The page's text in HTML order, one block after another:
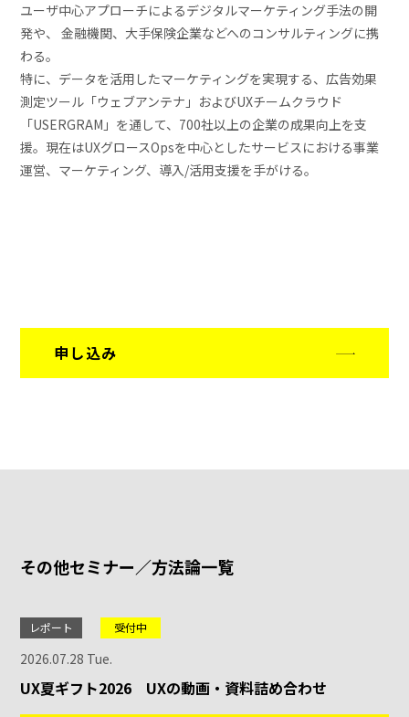
ユーザ中心アプローチによるデジタルマーケティング手法の開
発や、 金融機関、大手保険企業などへのコンサルティングに携
わる。
特に、データを活用したマーケティングを実現する、広告効果
測定ツール「ウェブアンテナ」およびUXチームクラウド
「USERGRAM」を通して、700社以上の企業の成果向上を支
援。現在はUXグロースOpsを中心としたサービスにおける事業
運営、マーケティング、導入/活用支援を手がける。
申し込み
その他セミナー／方法論一覧
レポート 受付中
2026.07.28 Tue.
UX夏ギフト2026 UXの動画・資料詰め合わせ